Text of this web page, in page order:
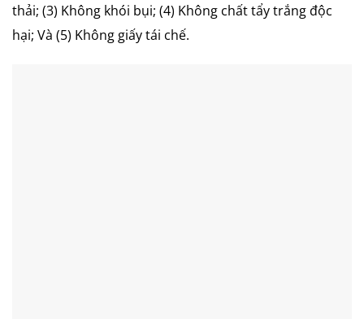
thải; (3) Không khói bụi; (4) Không chất tẩy trắng độc
hại; Và (5) Không giấy tái chế.